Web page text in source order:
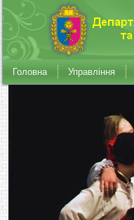
Головна Управління